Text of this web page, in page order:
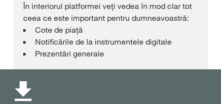
În interiorul platformei veți vedea în mod clar tot
ceea ce este important pentru dumneavoastră:
Cote de piață
Notificările de la instrumentele digitale
Prezentări generale